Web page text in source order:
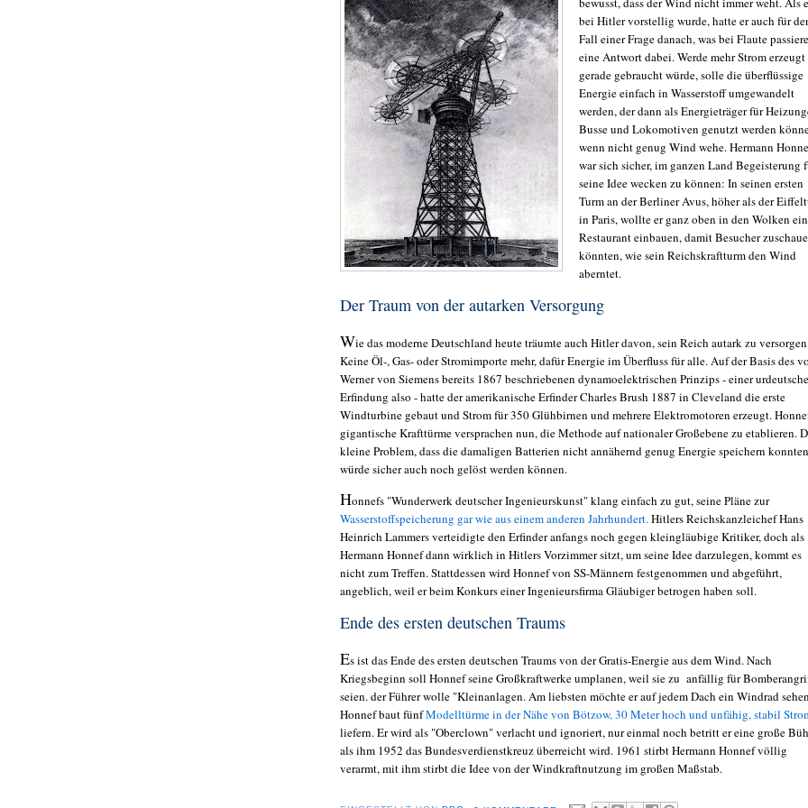
bei Hitler vorstellig wurde, hatte er auch für
Fall einer Frage danach, was bei Flaute
eine Antwort dabei. Werde mehr Strom erzeugt
gerade gebraucht würde, solle die überflüssige
Energie einfach in Wasserstoff umgewandelt
werden, der dann als Energieträger für
Busse und Lokomotiven genutzt werden
wenn nicht genug Wind wehe. Hermann
war sich sicher, im ganzen Land Begeisterung
seine Idee wecken zu können: In seinen ersten
Turm an der Berliner Avus, höher als der
in Paris, wollte er ganz oben in den Wolken ein
Restaurant einbauen, damit Besucher
könnten, wie sein Reichskraftturm den Wind
aberntet.
Der Traum von der autarken Versorgung
Wie das moderne Deutschland heute träumte auch Hitler davon, sein Reich autark zu
Keine Öl-, Gas- oder Stromimporte mehr, dafür Energie im Überfluss für alle. Auf der Basis des
Werner von Siemens bereits 1867 beschriebenen dynamoelektrischen Prinzips - einer
Erfindung also - hatte der amerikanische Erfinder Charles Brush 1887 in Cleveland die erste
Windturbine gebaut und Strom für 350 Glühbirnen und mehrere Elektromotoren erzeugt.
gigantische Krafttürme versprachen nun, die Methode auf nationaler Großebene zu etablieren.
kleine Problem, dass die damaligen Batterien nicht annähernd genug Energie speichern
würde sicher auch noch gelöst werden können.
Honnefs "Wunderwerk deutscher Ingenieurskunst" klang einfach zu gut, seine Pläne zur
Wasserstoffspeicherung gar wie aus einem anderen Jahrhundert.Hitlers Reichskanzleichef Hans
Heinrich Lammers verteidigte den Erfinder anfangs noch gegen kleingläubige Kritiker, doch als
Hermann Honnef dann wirklich in Hitlers Vorzimmer sitzt, um seine Idee darzulegen, kommt es
nicht zum Treffen. Stattdessen wird Honnef von SS-Männern festgenommen und abgeführt,
angeblich, weil er beim Konkurs einer Ingenieursfirma Gläubiger betrogen haben soll.
Ende des ersten deutschen Traums
Es ist das Ende des ersten deutschen Traums von der Gratis-Energie aus dem Wind. Nach
Kriegsbeginn soll Honnef seine Großkraftwerke umplanen, weil sie zu anfällig für
seien. der Führer wolle "Kleinanlagen. Am liebsten möchte er auf jedem Dach ein Windrad
Honnef baut fünfModelltürme in der Nähe von Bötzow,30 Meter hoch und unfähig, stabil
liefern. Er wird als "Oberclown" verlacht und ignoriert, nur einmal noch betritt er eine große
als ihm 1952 das Bundesverdienstkreuz überreicht wird. 1961 stirbt Hermann Honnef völlig
verarmt, mit ihm stirbt die Idee von der Windkraftnutzung im großen Maßstab.